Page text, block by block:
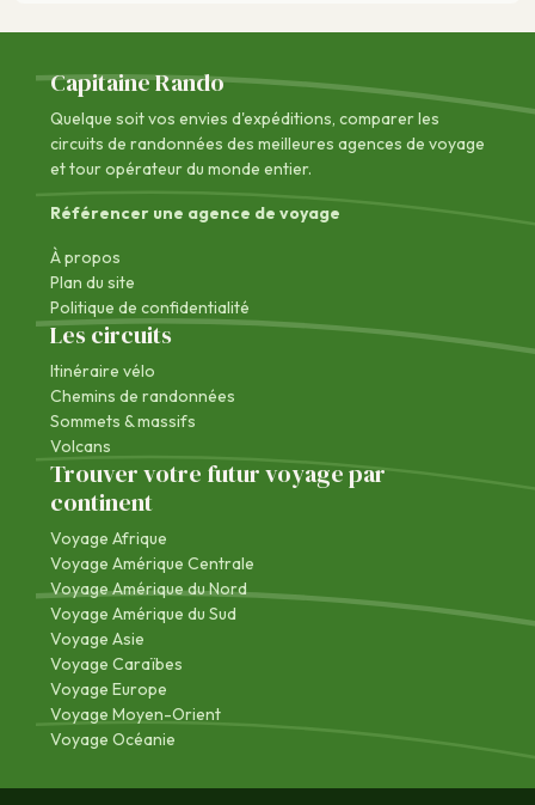
Capitaine Rando
Quelque soit vos envies d'expéditions, comparer les
circuits de randonnées des meilleures agences de voyage
et tour opérateur du monde entier.
Référencer une agence de voyage
À propos
Plan du site
Politique de confidentialité
Les circuits
Itinéraire vélo
Chemins de randonnées
Sommets & massifs
Volcans
Trouver votre futur voyage par
continent
Voyage Afrique
Voyage Amérique Centrale
Voyage Amérique du Nord
Voyage Amérique du Sud
Voyage Asie
Voyage Caraïbes
Voyage Europe
Voyage Moyen-Orient
Voyage Océanie